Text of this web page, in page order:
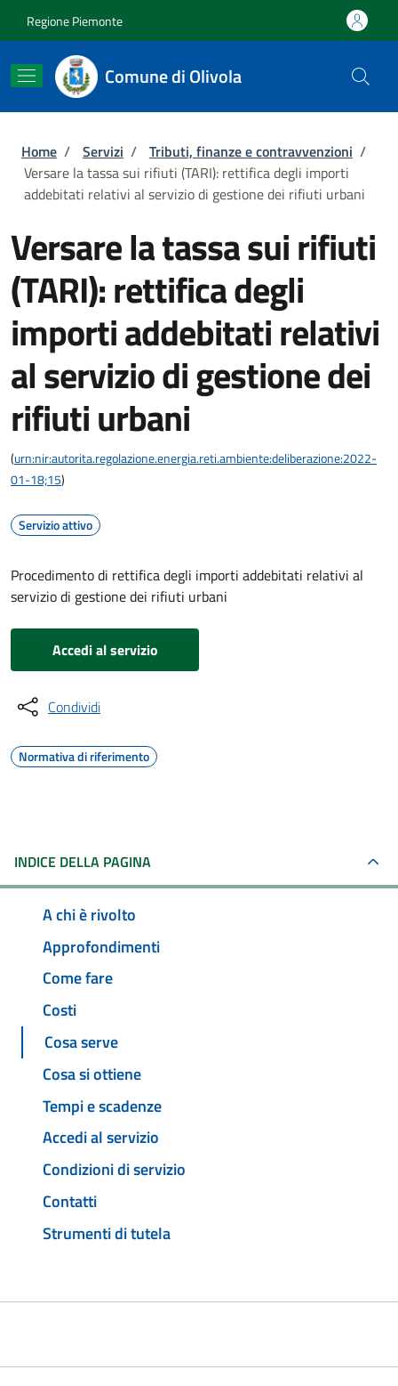
Regione Piemonte
Comune di Olivola
Briciole di pane
Home / Servizi / Tributi, finanze e contravvenzioni /
Versare la tassa sui rifiuti (TARI): rettifica degli importi
addebitati relativi al servizio di gestione dei rifiuti urbani
Versare la tassa sui rifiuti
(TARI): rettifica degli
importi addebitati relativi
al servizio di gestione dei
rifiuti urbani
(urn:nir:autorita.regolazione.energia.reti.ambiente:deliberazione:2022-
01-18;15)
Servizio attivo
Procedimento di rettifica degli importi addebitati relativi al
servizio di gestione dei rifiuti urbani
Accedi al servizio
Condividi
Normativa di riferimento
INDICE DELLA PAGINA
A chi è rivolto
Approfondimenti
Come fare
Costi
Cosa serve
Cosa si ottiene
Tempi e scadenze
Accedi al servizio
Condizioni di servizio
Contatti
Strumenti di tutela